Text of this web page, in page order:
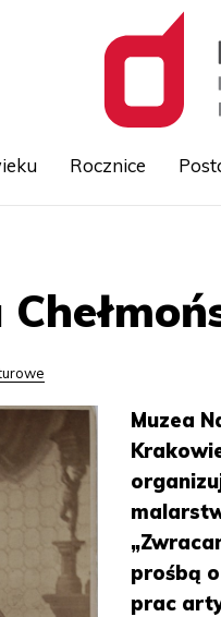
Rocznice
Muzea
prośbą
prac